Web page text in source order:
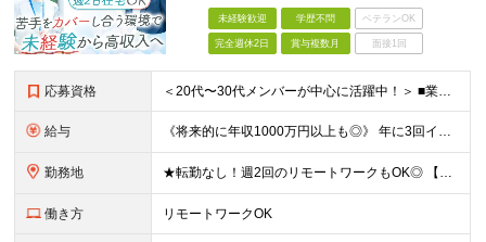
未経験歓迎 学歴不問 ベテランOK
完全週休2日 賞与複数月 面接1回
応募資格 ＜20代〜30代メンバーが中心に活躍中！＞ ■業界・職種未経験OK！第二新卒歓迎 ■学歴不問 ＜こんな方にピッタリです！＞ ・販売や接客の経験を活かしてオフィスワークデビューしたい方 ・厳しいノルマ
給与 《将来的に年収1000万円以上も◎》 年に3回インセンティブの支給タイミングがあります。 入社2年目で年間150万円のインセンティブをゲットしている先輩も◎ 個人のノルマはありませんが、チームで協力
勤務地 ★転勤なし！週2回のリモートワークもOK◎ 【本社】 東京都中央区日本橋蛎殻町1-8-2 ※(変更の範囲)上記を除く当社関連勤務地
働き方 リモートワークOK